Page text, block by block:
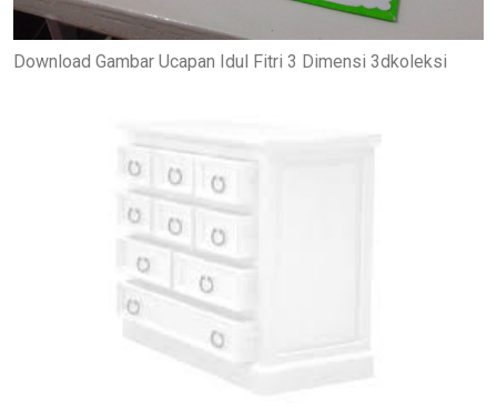
Download Gambar Ucapan Idul Fitri 3 Dimensi 3dkoleksi